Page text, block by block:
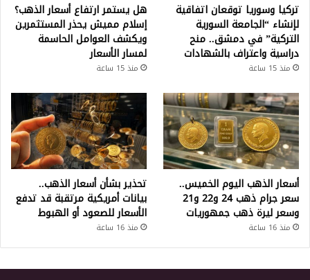
تركيا وسوريا توقعان اتفاقية
لإنشاء “الجامعة السورية
التركية” في دمشق.. منح
دراسية واعتراف بالشهادات
منذ 15 ساعة
هل يستمر ارتفاع أسعار الذهب؟
إسلام مميش يحذر المستثمرين
ويكشف العوامل الحاسمة
لمسار الأسعار
منذ 15 ساعة
أسعار الذهب اليوم الخميس..
سعر جرام ذهب 24 و22 و21
وسعر ليرة ذهب جمهوريات
منذ 16 ساعة
تحذير بشأن أسعار الذهب..
بيانات أمريكية مرتقبة قد تدفع
الأسعار للصعود أو الهبوط
منذ 16 ساعة